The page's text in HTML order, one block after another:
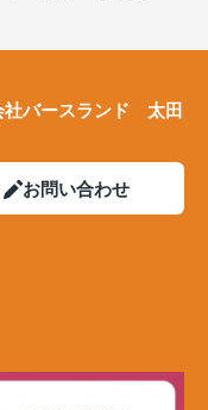
バースランド 太田
お問い合わせ